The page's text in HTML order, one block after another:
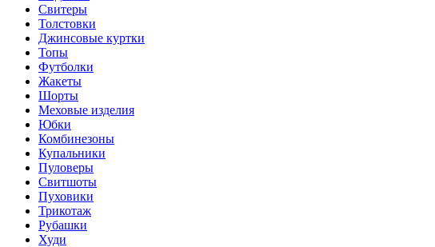
Свитеры
Толстовки
Джинсовые куртки
Топы
Футболки
Жакеты
Шорты
Меховые изделия
Юбки
Комбинезоны
Купальники
Пуловеры
Свитшоты
Пуховики
Трикотаж
Рубашки
Худи